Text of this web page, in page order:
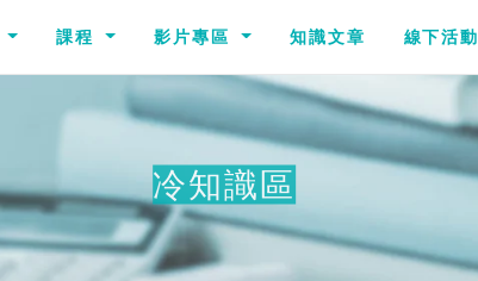
課程 影片專區 知識文章 線下活動
冷知識區